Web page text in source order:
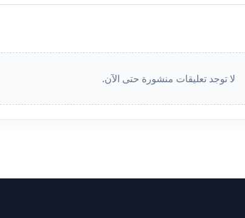
لا توجد تعليقات منشورة حتى الآن.